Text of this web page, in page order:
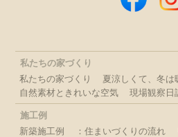
私たちの家づくり
私たちの家づくり
夏涼しくて、冬は
自然素材ときれいな空気
現場観察日
施工例
新築施工例
：住まいづくりの流れ